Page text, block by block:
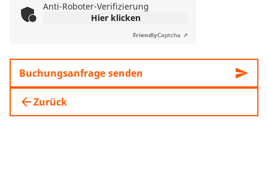
Anti-Roboter-Verifizierung
Hier klicken
FriendlyCaptcha ⇗
Zurück
arrow_back
Buchungsanfrage senden send